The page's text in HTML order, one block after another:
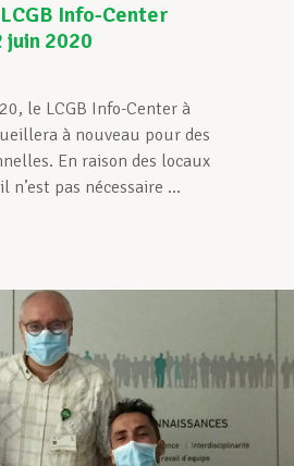
Info-Center
juin 2020
le LCGB Info-Center à
à nouveau pour des
En raison des locaux
pas nécessaire ...